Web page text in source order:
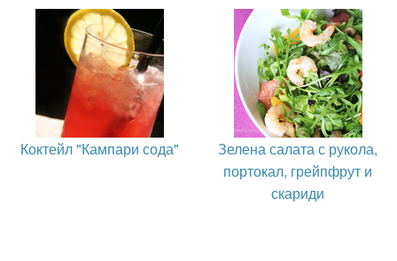
Коктейл "Кампари сода"
Зелена салата с рукола,
портокал, грейпфрут и
скариди